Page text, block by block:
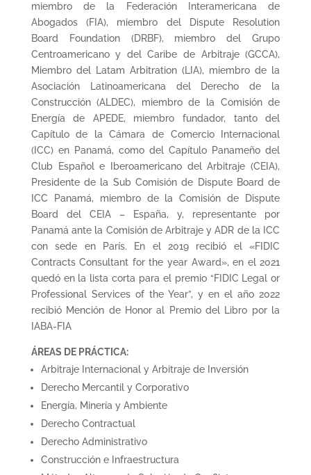
miembro de la Federación Interamericana de
Abogados (FIA), miembro del Dispute Resolution
Board Foundation (DRBF), miembro del Grupo
Centroamericano y del Caribe de Arbitraje (GCCA),
Miembro del Latam Arbitration (LIA), miembro de la
Asociación Latinoamericana del Derecho de la
Construcción (ALDEC), miembro de la Comisión de
Energía de APEDE, miembro fundador, tanto del
Capítulo de la Cámara de Comercio Internacional
(ICC) en Panamá, como del Capítulo Panameño del
Club Español e Iberoamericano del Arbitraje (CEIA),
Presidente de la Sub Comisión de Dispute Board de
ICC Panamá, miembro de la Comisión de Dispute
Board del CEIA – España, y, representante por
Panamá ante la Comisión de Arbitraje y ADR de la ICC
con sede en París. En el 2019 recibió el «FIDIC
Contracts Consultant for the year Award», en el 2021
quedó en la lista corta para el premio “FIDIC Legal or
Professional Services of the Year”, y en el año 2022
recibió Mención de Honor al Premio del Libro por la
IABA-FIA
ÁREAS DE PRÁCTICA:
Arbitraje Internacional y Arbitraje de Inversión
Derecho Mercantil y Corporativo
Energía, Minería y Ambiente
Derecho Contractual
Derecho Administrativo
Construcción e Infraestructura